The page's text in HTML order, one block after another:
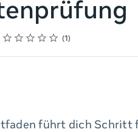
Rating
1 star
2 stars
3 stars
4 stars
5 stars 1
führt dich Schritt